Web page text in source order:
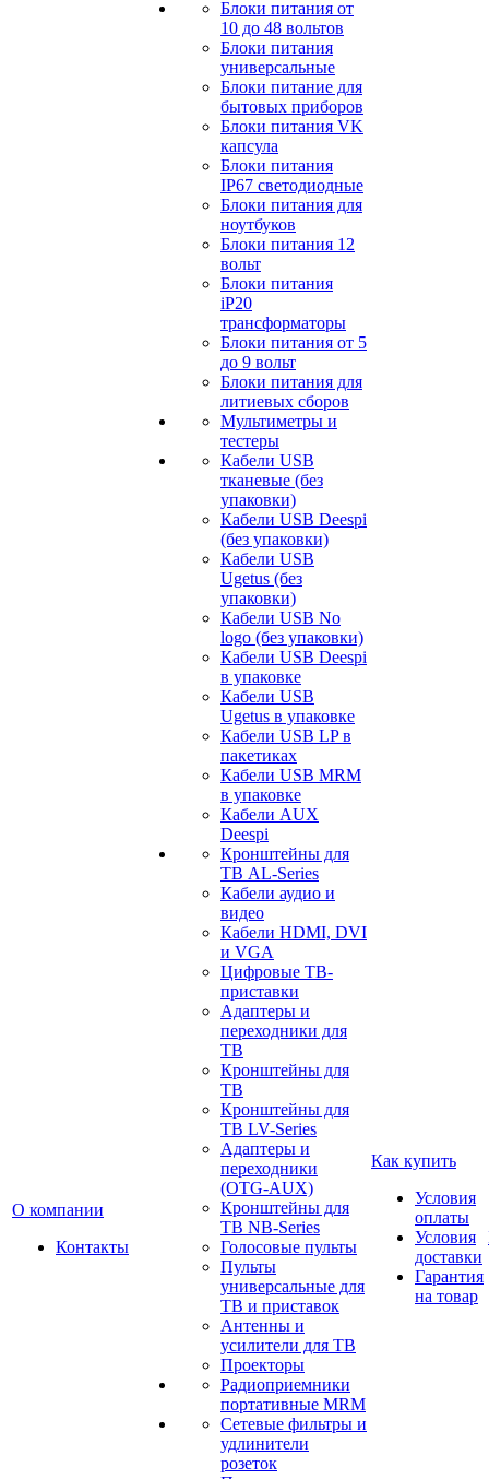
О компании
Контакты
Блоки питания от
10 до 48 вольтов
Блоки питания
универсальные
Блоки питание для
бытовых приборов
Блоки питания VK
капсула
Блоки питания
IP67 светодиодные
Блоки питания для
ноутбуков
Блоки питания 12
вольт
Блоки питания
iP20
трансформаторы
Блоки питания от 5
до 9 вольт
Блоки питания для
литиевых сборов
Мультиметры и
тестеры
Кабели USB
тканевые (без
упаковки)
Кабели USB Deespi
(без упаковки)
Кабели USB
Ugetus (без
упаковки)
Кабели USB No
logo (без упаковки)
Кабели USB Deespi
в упаковке
Кабели USB
Ugetus в упаковке
Кабели USB LP в
пакетиках
Кабели USB MRM
в упаковке
Кабели AUX
Deespi
Кронштейны для
ТВ AL-Series
Кабели аудио и
видео
Кабели HDMI, DVI
и VGA
Цифровые ТВ-
приставки
Адаптеры и
переходники для
ТВ
Кронштейны для
ТВ
Кронштейны для
ТВ LV-Series
Адаптеры и
переходники
(OTG-AUX)
Кронштейны для
ТВ NB-Series
Голосовые пульты
Пульты
универсальные для
ТВ и приставок
Антенны и
усилители для ТВ
Проекторы
Радиоприемники
портативные MRM
Сетевые фильтры и
удлинители
розеток
Как купить
Условия
оплаты
Условия
доставки
Гарантия
на товар